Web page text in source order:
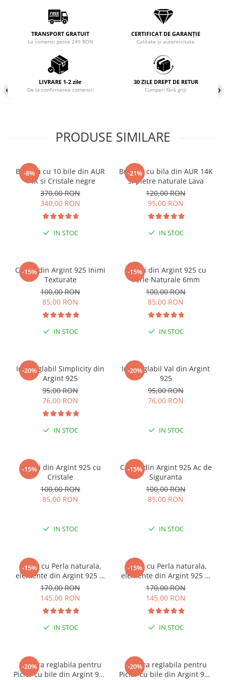
Coliere cu mărgele colorate și
TRANSPORT GRATUIT
La comenzi peste 249 RON
CERTIFICAT DE GARANȚIE
Calitate și autenticitate
LIVRARE 1-2 zile
De la confirmarea comenzii
30 ZILE DREPT DE RETUR
Cumperi fără griji
PRODUSE SIMILARE
-8%
Bratara cu 10 bile din AUR
14K si Cristale negre
370,00 RON
340,00 RON
IN STOC
-21%
Bratara cu bila din AUR 14K
si pietre naturale Lava
120,00 RON
95,00 RON
IN STOC
-15%
Cercei din Argint 925 Inimi
Texturate
100,00 RON
85,00 RON
IN STOC
-15%
Cercei din Argint 925 cu
Perle Naturale 6mm
100,00 RON
85,00 RON
IN STOC
-20%
Inel reglabil Simplicity din
Argint 925
95,00 RON
76,00 RON
IN STOC
-20%
Inel reglabil Val din Argint
925
95,00 RON
76,00 RON
IN STOC
-15%
Cercei din Argint 925 cu
Cristale
100,00 RON
85,00 RON
IN STOC
-15%
Cercei din Argint 925 Ac de
Siguranta
100,00 RON
85,00 RON
IN STOC
-15%
Colier cu Perla naturala,
elemente din Argint 925 si
margele Miyuki, multicolor
170,00 RON
145,00 RON
IN STOC
-15%
Colier cu Perla naturala,
elemente din Argint 925 si
margele Miyuki, verde/kiwi
170,00 RON
145,00 RON
IN STOC
-20%
Bratara reglabila pentru
Picior cu bile din Argint 925
-20%
Bratara reglabila pentru
Picior cu bile din Argint 925